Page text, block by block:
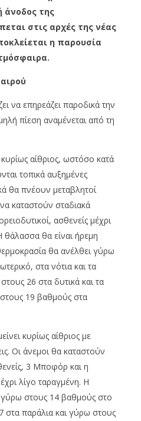
άνοδος της
στις αρχές της νέας
η παρουσία
να επηρεάζει παροδικά την
πίεση αναμένεται από τη
αίθριος, ωστόσο κατά
τοπικά αυξημένες
θα πνέουν μεταβλητοί
καταστούν σταδιακά
ασθενείς μέχρι
θα είναι ήρεμη
θα ανέλθει γύρω
στα νότια και τα
26 στα δυτικά και τα
19 βαθμούς στα
κυρίως αίθριος με
Οι άνεμοι θα καταστούν
3 Μποφόρ και η
λίγο ταραγμένη. Η
γύρω στους 14 βαθμούς στο
στα παράλια και γύρω στους